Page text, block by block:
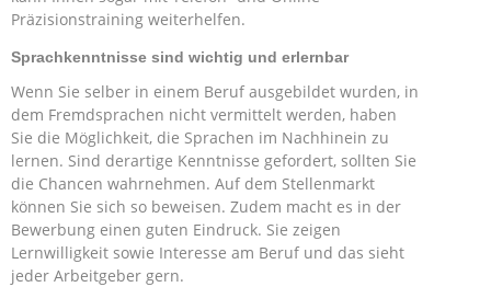
Präzisionstraining weiterhelfen.
Sprachkenntnisse sind wichtig und erlernbar
Wenn Sie selber in einem Beruf ausgebildet wurden, in
dem Fremdsprachen nicht vermittelt werden, haben
Sie die Möglichkeit, die Sprachen im Nachhinein zu
lernen. Sind derartige Kenntnisse gefordert, sollten Sie
die Chancen wahrnehmen. Auf dem Stellenmarkt
können Sie sich so beweisen. Zudem macht es in der
Bewerbung einen guten Eindruck. Sie zeigen
Lernwilligkeit sowie Interesse am Beruf und das sieht
jeder Arbeitgeber gern.